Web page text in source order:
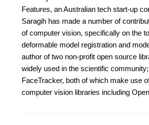
Features, an Australian tech start-up
Saragih has made a number of
of computer vision, specifically on the
deformable model registration and
author of two non-profit open source
widely used in the scientific
FaceTracker, both of which make use
computer vision libraries including